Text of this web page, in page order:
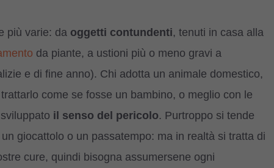
più varie: da oggetti contundenti, tenuti in casa alla
da piante, a ustioni più o meno gravi a
e di fine anno). Chi adotta un animale domestico,
come se fosse un bambino, o meglio con le
il senso del pericolo. Purtroppo si tende
giocattolo o un passatempo: ma in realtà si tratta di
cure, quindi bisogna assumersene ogni